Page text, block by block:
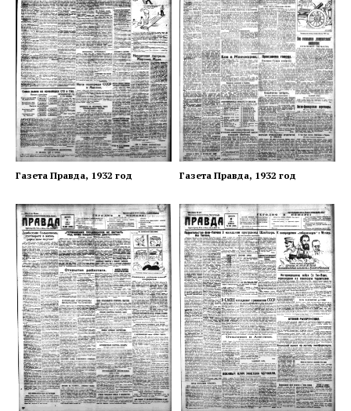
Газета Правда, 1932 год Газета Правда, 1932 год